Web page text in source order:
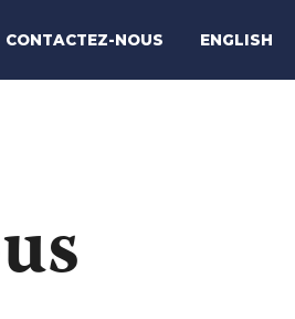
CONTACTEZ-NOUS ENGLISH